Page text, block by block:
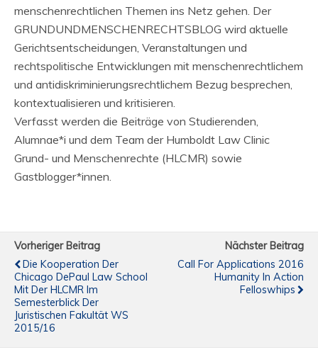
menschenrechtlichen Themen ins Netz gehen. Der
GRUNDUNDMENSCHENRECHTSBLOG wird aktuelle
Gerichtsentscheidungen, Veranstaltungen und
rechtspolitische Entwicklungen mit menschenrechtlichem
und antidiskriminierungsrechtlichem Bezug besprechen,
kontextualisieren und kritisieren.
Verfasst werden die Beiträge von Studierenden,
Alumnae*i und dem Team der Humboldt Law Clinic
Grund- und Menschenrechte (HLCMR) sowie
Gastblogger*innen.
Vorheriger Beitrag
Die Kooperation Der
Chicago DePaul Law School
Mit Der HLCMR Im
Semesterblick Der
Juristischen Fakultät WS
2015/16
Nächster Beitrag
Call For Applications 2016
Humanity In Action
Felloswhips